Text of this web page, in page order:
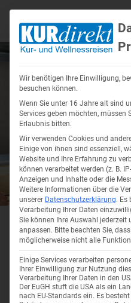
Reiseziele anzeigen
Kur in Deutschland
Kururlaub polnische
Kur in Tschechien
Kuren in Ungarn
Reisethemen anzeigen
Kurreisen – Ihrer
Gutes tun!
Kururlaub
Gesundheitsreisen
Seniorenreisen
Wellnesssurlaub in
Reisen für
Einzelzimmerzuschlag
Reiseangebote anzeigen
Kur Angebote
Wellnessurlaub
Über Uns anzeigen
Firmenprofil
Unser Team
Karriere Jobs
Soziales Engagement
Service anzeigen
Busreisen mit
Urlaub mit Eigenanreise
Reisekataloge
Onlinekataloge
Kururlaub
Anwendungs-ABC
Radonkur:
und Sicherheit
29. Juni 2026
Kurarten &
Wir benötigen Ihre Einwilligung,
besuchen können.
Wenn Sie unter 16 Jahre alt sind
Services geben möchten, müssen
Erlaubnis bitten.
Wir verwenden Cookies und
Einige von ihnen sind essenziell,
Website und Ihre Erfahrung zu
können verarbeitet werden (z. B.
Anzeigen und Inhalte oder die
Weitere Informationen über die
unserer Datenschutzerklärung. Es
Verarbeitung Ihrer Daten
Sie können Ihre Auswahl jederzeit
anpassen. Bitte beachten Sie,
möglicherweise nicht alle
Einige Services verarbeiten
Ihrer Einwilligung zur Nutzung
Verarbeitung Ihrer Daten in den
Der EuGH stuft die USA als ein
nach EU-Standards ein. Es